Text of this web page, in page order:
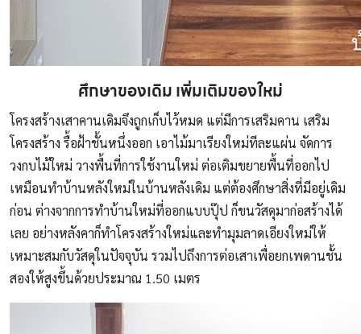
ศึกษาของเดิม เพิ่มเติมของใหม่
โครงสร้างเสาคานเดิมจึงถูกเก็บไว้หมด แต่มีการเสริมคาน เสริม
โครงสร้าง รื้อฝ้าชั้นหนึ่งออก เอาไม้มาเรียงใหม่ทีละแผ่น จัดการ
วงกบไม้ใหม่ วางพื้นที่การใช้งานใหม่ ต่อเติมขยายพื้นที่ออกไป
เหมือนทำบ้านหลังใหม่ในบ้านหลังเดิม แต่ต้องศึกษาสิ่งที่มีอยู่เดิม
ก่อน ต่างจากการทำบ้านใหม่ที่ออกแบบปุ๊ป ก็ขนวัสดุมาก่อสร้างได้
เลย อย่างหลังคาก็ทำโครงสร้างใหม่และทำมุมลาดเอียงใหม่ให้
เหมาะสมกับวัสดุในปัจจุบัน รวมไปถึงการต่อเสาเพื่อยกเพดานชั้น
สองให้สูงขึ้นด้วยประมาณ 1.50 เมตร